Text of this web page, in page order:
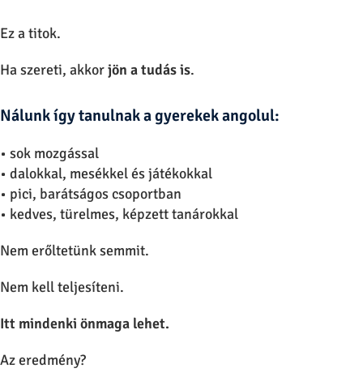
Ez a titok.
Ha szereti, akkorjön a tudás is.
Nálunk így tanulnak a gyerekek angolul:
• sok mozgással
• dalokkal, mesékkel és játékokkal
• pici, barátságos csoportban
• kedves, türelmes, képzett tanárokkal
Nem erőltetünk semmit.
Nem kell teljesíteni.
Itt mindenki önmaga lehet.
Az eredmény?